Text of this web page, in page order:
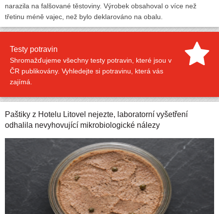
narazila na falšované těstoviny. Výrobek obsahoval o více než
třetinu méně vajec, než bylo deklarováno na obalu.
Testy potravin
Shromažďujeme všechny testy potravin, které jsou v
ČR publikovány. Vyhledejte si potravinu, která vás
zajímá.
Paštiky z Hotelu Litovel nejezte, laboratorní vyšetření
odhalila nevyhovující mikrobiologické nálezy